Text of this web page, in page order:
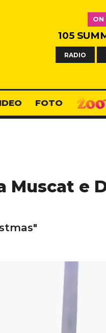
ON
105
RADIO
FOTO
Muscat e